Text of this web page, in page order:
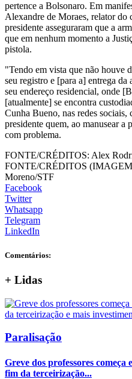
pertence a Bolsonaro. Em
Alexandre de Moraes, relator do
presidente asseguraram que a
que em nenhum momento a
pistola.
"Tendo em vista que não houve
seu registro e [para a] entrega da
seu endereço residencial, onde
[atualmente] se encontra
Cunha Bueno, nas redes
presidente quem, ao manusear a
com problema.
FONTE/CRÉDITOS: Alex
FONTE/CRÉDITOS
Moreno/STF
Facebook
Twitter
Whatsapp
Telegram
LinkedIn
Comentários:
+ Lidas
Paralisação
Greve dos professores
fim da terceirização...